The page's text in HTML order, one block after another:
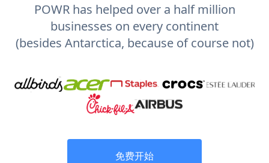
POWR has helped over a half million
businesses on every continent
(besides Antarctica, because of course not)
免费开始